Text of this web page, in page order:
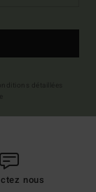
nous